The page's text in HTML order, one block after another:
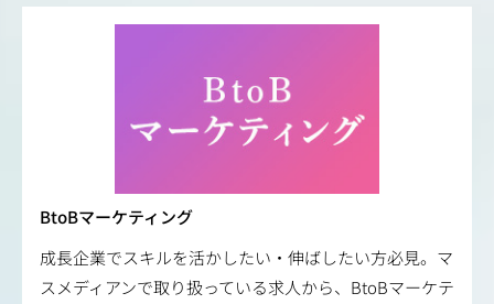
BtoBマーケティング
成長企業でスキルを活かしたい・伸ばしたい方必見。マ
スメディアンで取り扱っている求人から、BtoBマーケテ